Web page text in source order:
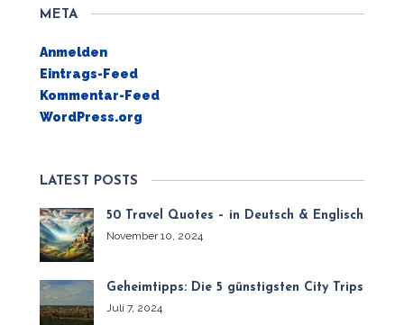
META
Anmelden
Eintrags-Feed
Kommentar-Feed
WordPress.org
LATEST POSTS
50 Travel Quotes – in Deutsch & Englisch
November 10, 2024
Geheimtipps: Die 5 günstigsten City Trips
Juli 7, 2024